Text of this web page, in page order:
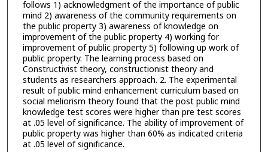
follows 1) acknowledgment of the importance of public
mind 2) awareness of the community requirements on
the public property 3) awareness of knowledge on
improvement of the public property 4) working for
improvement of public property 5) following up work of
public property. The learning process based on
Constructivist theory, constructionist theory and
students as researchers approach. 2. The experimental
result of public mind enhancement curriculum based on
social meliorism theory found that the post public mind
knowledge test scores were higher than pre test scores
at .05 level of significance. The ability of improvement of
public property was higher than 60% as indicated criteria
at .05 level of significance.